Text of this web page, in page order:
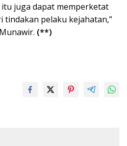
juga dapat memperketat
tindakan pelaku kejahatan,”
(**)